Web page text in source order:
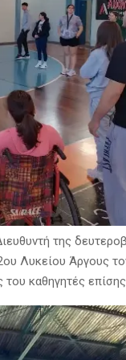
της
Λυκείου Άργους
καθηγητές